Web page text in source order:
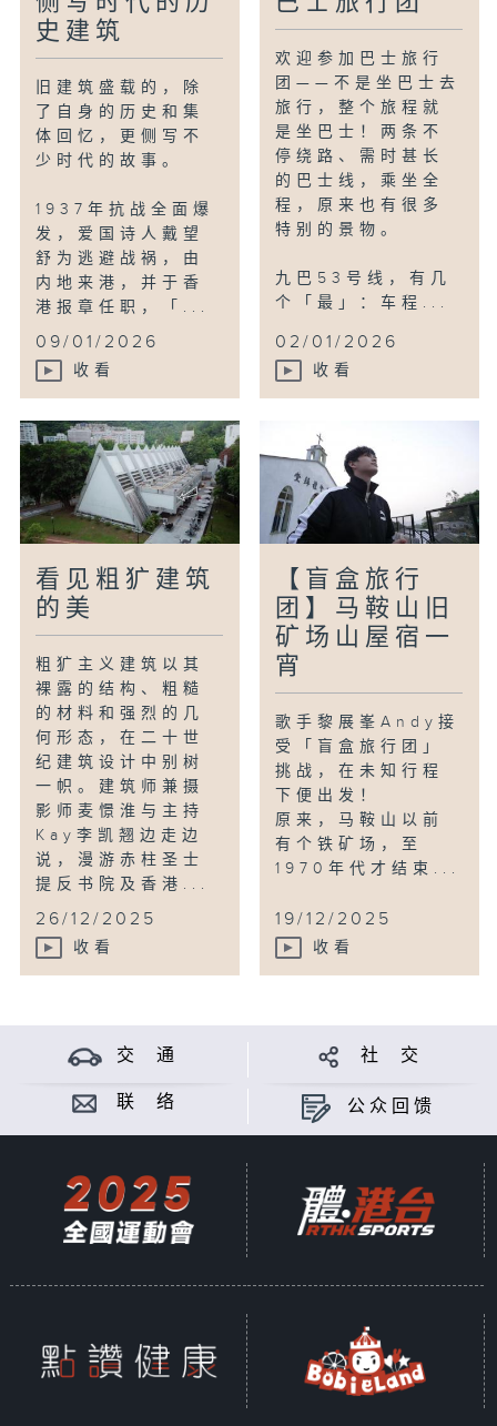
史建筑
旧建筑盛载的，除
了自身的历史和集
体回忆，更侧写不
少时代的故事。
1937年抗战全面爆
发，爱国诗人戴望
舒为逃避战祸，由
内地来港，并于香
港报章任职，「...
09/01/2026
收看
欢迎参加巴士旅行
团——不是坐巴士去
旅行，整个旅程就
是坐巴士！两条不
停绕路、需时甚长
的巴士线，乘坐全
程，原来也有很多
特别的景物。
九巴53号线，有几
个「最」：车程...
02/01/2026
收看
看见粗犷建筑
的美
粗犷主义建筑以其
裸露的结构、粗糙
的材料和强烈的几
何形态，在二十世
纪建筑设计中别树
一帜。建筑师兼摄
影师麦憬淮与主持
Kay李凯翘边走边
说，漫游赤柱圣士
提反书院及香港...
26/12/2025
收看
【盲盒旅行
团】马鞍山旧
矿场山屋宿一
宵
歌手黎展峯Andy接
受「盲盒旅行团」
挑战，在未知行程
下便出发！
原来，马鞍山以前
有个铁矿场，至
1970年代才结束...
19/12/2025
收看
交 通 社 交
联 络 公众回馈